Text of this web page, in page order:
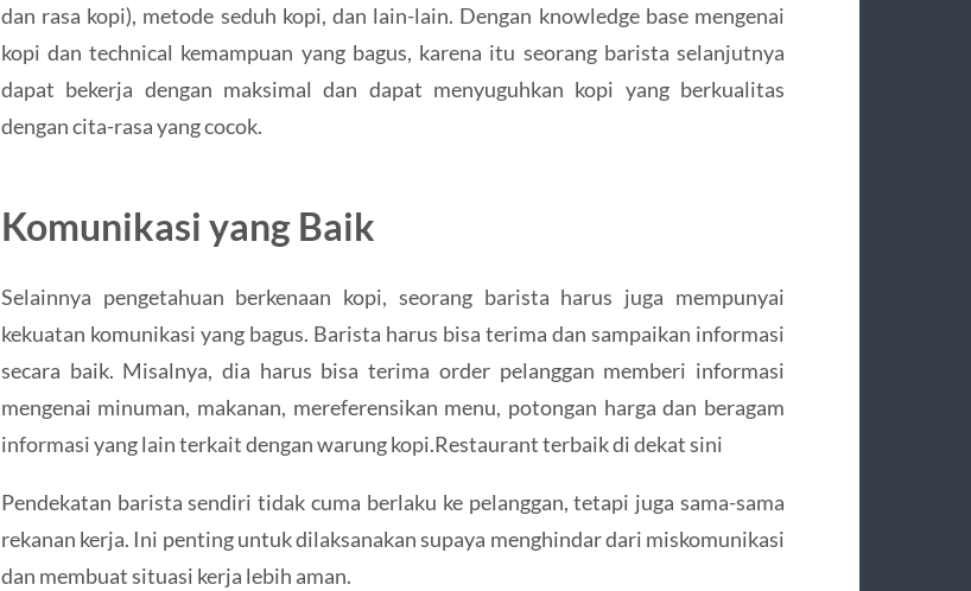
dan rasa kopi), metode seduh kopi, dan lain-lain. Dengan knowledge base mengenai
kopi dan technical kemampuan yang bagus, karena itu seorang barista selanjutnya
dapat bekerja dengan maksimal dan dapat menyuguhkan kopi yang berkualitas
dengan cita-rasa yang cocok.
Komunikasi yang Baik
Selainnya pengetahuan berkenaan kopi, seorang barista harus juga mempunyai
kekuatan komunikasi yang bagus. Barista harus bisa terima dan sampaikan informasi
secara baik. Misalnya, dia harus bisa terima order pelanggan memberi informasi
mengenai minuman, makanan, mereferensikan menu, potongan harga dan beragam
informasi yang lain terkait dengan warung kopi.Restaurant terbaik di dekat sini
Pendekatan barista sendiri tidak cuma berlaku ke pelanggan, tetapi juga sama-sama
rekanan kerja. Ini penting untuk dilaksanakan supaya menghindar dari miskomunikasi
dan membuat situasi kerja lebih aman.